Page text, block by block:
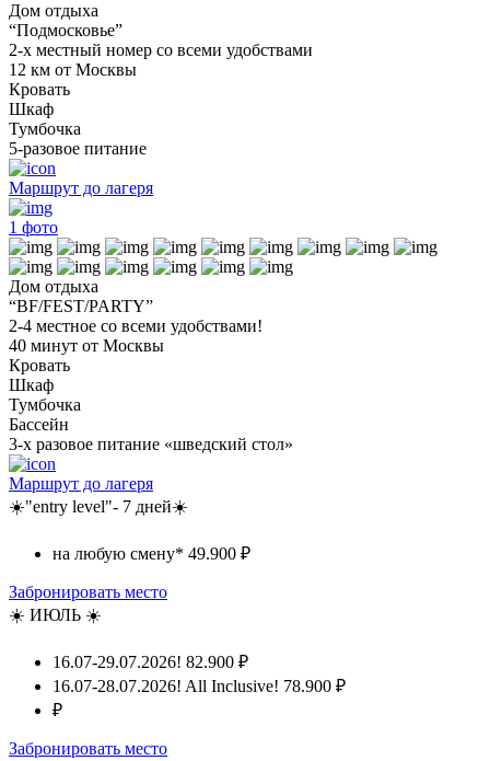
Дом отдыха
“Подмосковье”
2-х местный номер со всеми удобствами
12 км от Москвы
Кровать
Шкаф
Тумбочка
5-разовое питание
Маршрут до лагеря
1 фото
Дом отдыха
“BF/FEST/PARTY”
2-4 местное со всеми удобствами!
40 минут от Москвы
Кровать
Шкаф
Тумбочка
Бассейн
3-х разовое питание «шведский стол»
Маршрут до лагеря
☀️"entry level"- 7 дней☀️
на любую смену* 49.900 ₽
Забронировать место
☀️ ИЮЛЬ ☀️
16.07-29.07.2026! 82.900 ₽
16.07-28.07.2026! All Inclusive! 78.900 ₽
₽
Забронировать место